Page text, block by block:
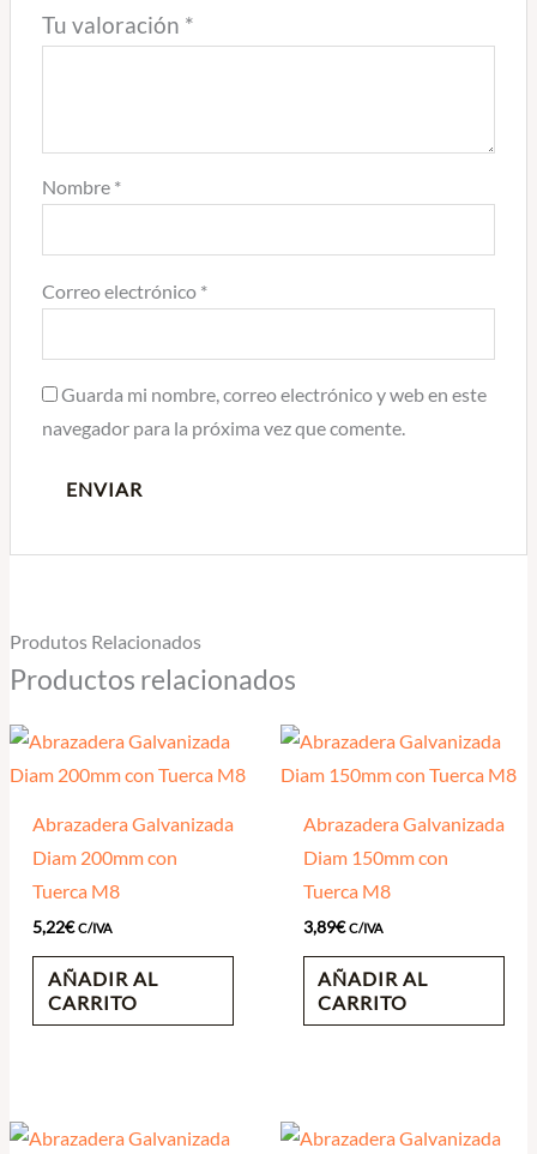
Tu valoración *
Nombre *
Correo electrónico *
Guarda mi nombre, correo electrónico y web en este
navegador para la próxima vez que comente.
Produtos Relacionados
Productos relacionados
Abrazadera Galvanizada
Diam 200mm con
Tuerca M8
5,22€ C/IVA
AÑADIR AL
CARRITO
Abrazadera Galvanizada
Diam 150mm con
Tuerca M8
3,89€ C/IVA
AÑADIR AL
CARRITO